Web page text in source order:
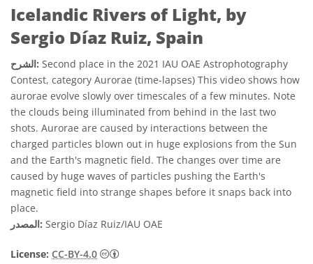
Icelandic Rivers of Light, by
Sergio Díaz Ruiz, Spain
الشرح: Second place in the 2021 IAU OAE Astrophotography
Contest, category Aurorae (time-lapses) This video shows how
aurorae evolve slowly over timescales of a few minutes. Note
the clouds being illuminated from behind in the last two
shots. Aurorae are caused by interactions between the
charged particles blown out in huge explosions from the Sun
and the Earth's magnetic field. The changes over time are
caused by huge waves of particles pushing the Earth's
magnetic field into strange shapes before it snaps back into
place.
المصدر: Sergio Díaz Ruiz/IAU OAE
License: CC-BY-4.0